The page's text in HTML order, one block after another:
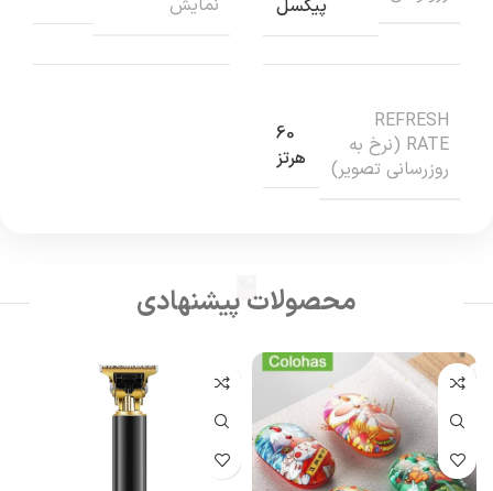
پیکسل نمایش
REFRESH
RATE (نرخ به
روزرسانی تصویر)
60
هرتز
محصولات پیشنهادی